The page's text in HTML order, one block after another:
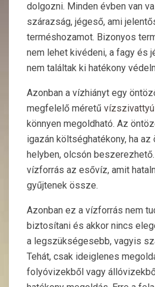
dolgozni. Minden évben van
szárazság, jégeső, ami
terméshozamot. Bizonyos
nem lehet kivédeni, a fagy és
nem találtak ki hatékony
Azonban a vízhiányt egy
megfelelő méretű
könnyen megoldható. Az
igazán költséghatékony, ha
helyben, olcsón
vízforrás az esővíz, amit
gyűjtenek össze.
Azonban ez a vízforrás nem
biztosítani és akkor nincs
a legszükségesebb, vagyis
Tehát, csak ideiglenes
folyóvizekből vagy